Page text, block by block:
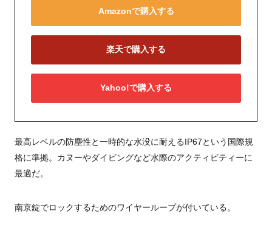
Amazonで購入する
楽天で購入する
Yahoo!で購入する
最高レベルの防塵性と一時的な水没に耐えるIP67という国際規
格に準拠。カヌーやダイビングなど水際のアクティビティーに
最適だ。
南京錠でロックするためのワイヤーループが付いている。